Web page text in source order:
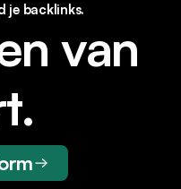
je backlinks.
van